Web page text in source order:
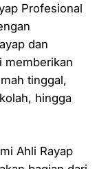
Profesional
dan
memberikan
tinggal,
hingga
Ahli Rayap